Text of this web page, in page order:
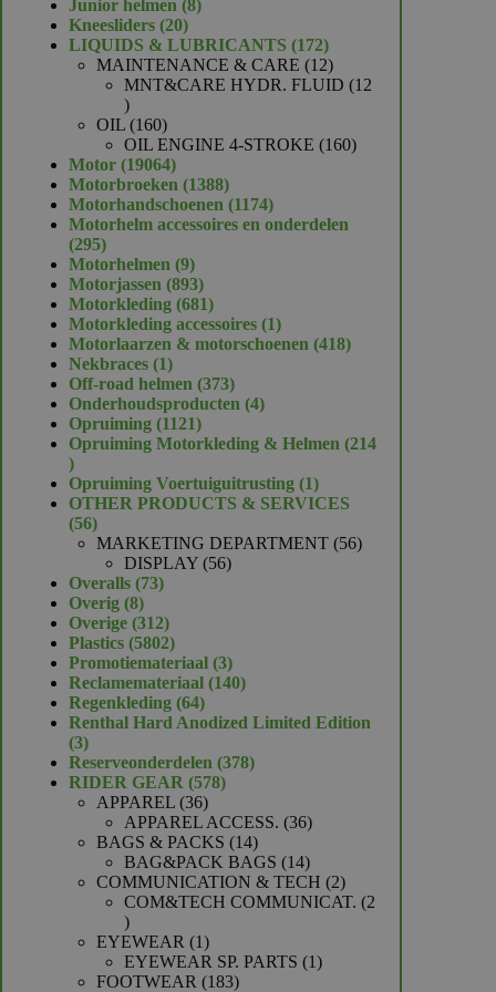
product
Junior helmen 88
Kneesliders 2020
producten
LIQUIDS & LUBRICANTS 172172
producten
MAINTENANCE & CARE 1212
producten
MNT&CARE HYDR. FLUID
12
12
producten
OIL 160160
producten
OIL ENGINE 4-STROKE 160160
Motor 1906419064
producten
Motorbroeken 13881388
producten
Motorhandschoenen 11741174
producten
Motorhelm accessoires en onderdelen
295295
producten
Motorhelmen 99
producten
Motorjassen 893893
producten
Motorkleding 681681
producten
Motorkleding accessoires 11
product
Motorlaarzen & motorschoenen 418418
Nekbraces 11
product
Off-road helmen 373373
producten
Onderhoudsproducten 44
Opruiming 11211121
producten
Opruiming Motorkleding & Helmen
214
214
producten
Opruiming Voertuiguitrusting 11
product
OTHER PRODUCTS & SERVICES
5656
producten
MARKETING DEPARTMENT 5656
DISPLAY 5656
Overalls 7373
Overig 88
producten
Overige 312312
producten
Plastics 58025802
producten
Promotiemateriaal 33
producten
Reclamemateriaal 140140
Regenkleding 6464
producten
Renthal Hard Anodized Limited Edition
33
producten
Reserveonderdelen 378378
RIDER GEAR 578578
APPAREL 3636
producten
APPAREL ACCESS. 3636
BAGS & PACKS 1414
producten
BAG&PACK BAGS 1414
producten
COMMUNICATION & TECH 22
producten
COM&TECH COMMUNICAT.
2
2
producten
EYEWEAR 11
product
EYEWEAR SP. PARTS 11
FOOTWEAR 183183